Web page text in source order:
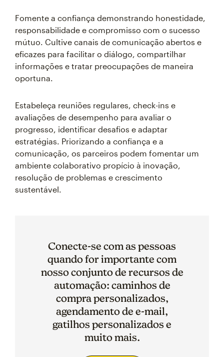
Fomente a confiança demonstrando honestidade,
responsabilidade e compromisso com o sucesso
mútuo. Cultive canais de comunicação abertos e
eficazes para facilitar o diálogo, compartilhar
informações e tratar preocupações de maneira
oportuna.
Estabeleça reuniões regulares, check-ins e
avaliações de desempenho para avaliar o
progresso, identificar desafios e adaptar
estratégias. Priorizando a confiança e a
comunicação, os parceiros podem fomentar um
ambiente colaborativo propício à inovação,
resolução de problemas e crescimento
sustentável.
Conecte-se com as pessoas
quando for importante com
nosso conjunto de recursos de
automação: caminhos de
compra personalizados,
agendamento de e-mail,
gatilhos personalizados e
muito mais.